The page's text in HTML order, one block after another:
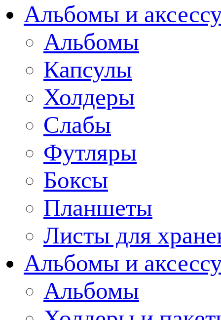
Альбомы и
Альбомы
Капсулы
Холдеры
Слабы
Футляры
Боксы
Планшеты
Листы для
Альбомы и
Альбомы